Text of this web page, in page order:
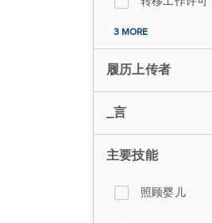
3 MORE
履历上传者
_言
主要技能
照顾婴儿